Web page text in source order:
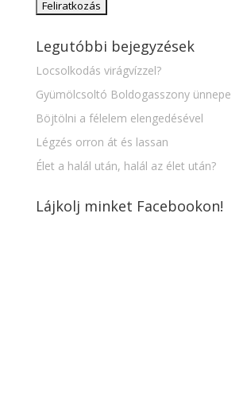
Legutóbbi bejegyzések
Locsolkodás virágvízzel?
Gyümölcsoltó Boldogasszony ünnepe
Böjtölni a félelem elengedésével
Légzés orron át és lassan
Élet a halál után, halál az élet után?
Lájkolj minket Facebookon!